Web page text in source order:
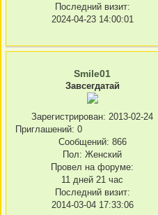
Последний визит:
2024-04-23 14:00:01
Smile01
Завсегдатай
Зарегистрирован: 2013-02-24
Приглашений: 0
Сообщений: 866
Пол: Женский
Провел на форуме:
11 дней 21 час
Последний визит:
2014-03-04 17:33:06